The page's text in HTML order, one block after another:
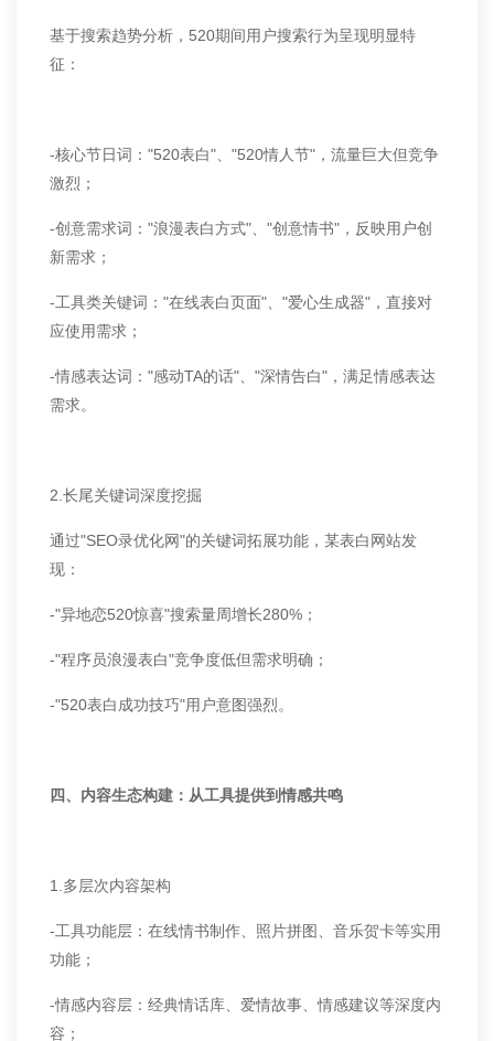
基于搜索趋势分析，520期间用户搜索行为呈现明显特
征：
-核心节日词："520表白"、"520情人节"，流量巨大但竞争
激烈；
-创意需求词："浪漫表白方式"、"创意情书"，反映用户创
新需求；
-工具类关键词："在线表白页面"、"爱心生成器"，直接对
应使用需求；
-情感表达词："感动TA的话"、"深情告白"，满足情感表达
需求。
2.长尾关键词深度挖掘
通过"SEO录优化网"的关键词拓展功能，某表白网站发
现：
-"异地恋520惊喜"搜索量周增长280%；
-"程序员浪漫表白"竞争度低但需求明确；
-"520表白成功技巧"用户意图强烈。
四、内容生态构建：从工具提供到情感共鸣
1.多层次内容架构
-工具功能层：在线情书制作、照片拼图、音乐贺卡等实用
功能；
-情感内容层：经典情话库、爱情故事、情感建议等深度内
容；